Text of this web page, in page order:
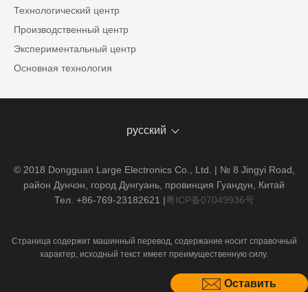
Оставить
Технологический центр
Производственный центр
Экспериментальный центр
Основная технология
русский
© 2018 Dongguan Large Electronics Co., Ltd. | № 8 Jingyi Road,
район Дунчэн, город Дунгуань, провинция Гуандун, Китай
Тел. +86-769-23182621 |粤ICP备07049936号
Страница содержит машинный перевод, содержание носит справочный
характер, исходный текст имеет преимущественную силу.